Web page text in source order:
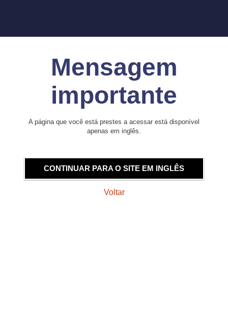
Mensagem
importante
A página que você está prestes a acessar está disponível
apenas em inglês.
CONTINUAR PARA O SITE EM INGLÊS
Voltar